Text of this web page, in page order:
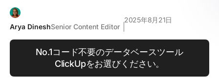
Arya DineshSenior Content Editor
2025年8月21日
No.1コード不要のデータベースツール
ClickUpをお選びください。